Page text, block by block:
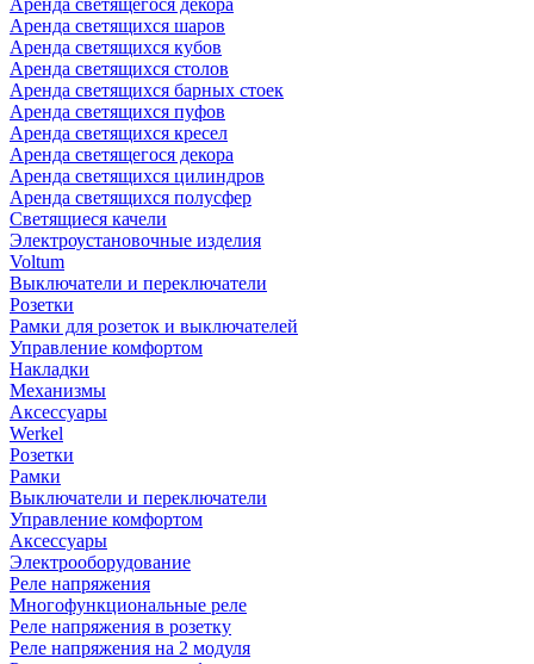
Аренда светящегося декора
Аренда светящихся шаров
Аренда светящихся кубов
Аренда светящихся столов
Аренда светящихся барных стоек
Аренда светящихся пуфов
Аренда светящихся кресел
Аренда светящегося декора
Аренда светящихся цилиндров
Аренда светящихся полусфер
Светящиеся качели
Электроустановочные изделия
Voltum
Выключатели и переключатели
Розетки
Рамки для розеток и выключателей
Управление комфортом
Накладки
Механизмы
Аксессуары
Werkel
Розетки
Рамки
Выключатели и переключатели
Управление комфортом
Аксессуары
Электрооборудование
Реле напряжения
Многофункциональные реле
Реле напряжения в розетку
Реле напряжения на 2 модуля